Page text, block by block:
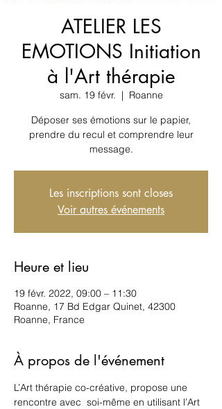
ATELIER LES
EMOTIONS Initiation
à l'Art thérapie
sam. 19 févr.
  |
Roanne
Déposer ses émotions sur le papier,
prendre du recul et comprendre leur
message.
Les inscriptions sont closes
Voir autres événements
Heure et lieu
19 févr. 2022, 09:00 – 11:30
Roanne, 17 Bd Edgar Quinet, 42300
Roanne, France
À propos de l'événement
L’Art thérapie co-créative, propose une
rencontre avec  soi-même en utilisant l’Art